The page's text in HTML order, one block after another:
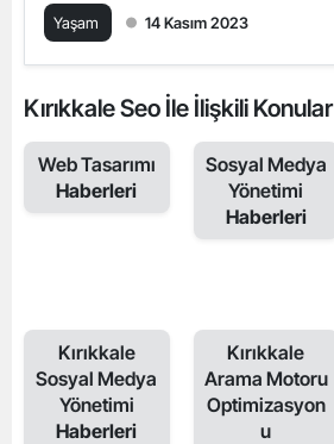
Yaşam 14 Kasım 2023
Kırıkkale Seo İle İlişkili Konular
Web Tasarımı
Haberleri
Sosyal Medya
Yönetimi
Haberleri
Kırıkkale
Sosyal Medya
Yönetimi
Haberleri
Kırıkkale
Arama Motoru
Optimizasyon
u